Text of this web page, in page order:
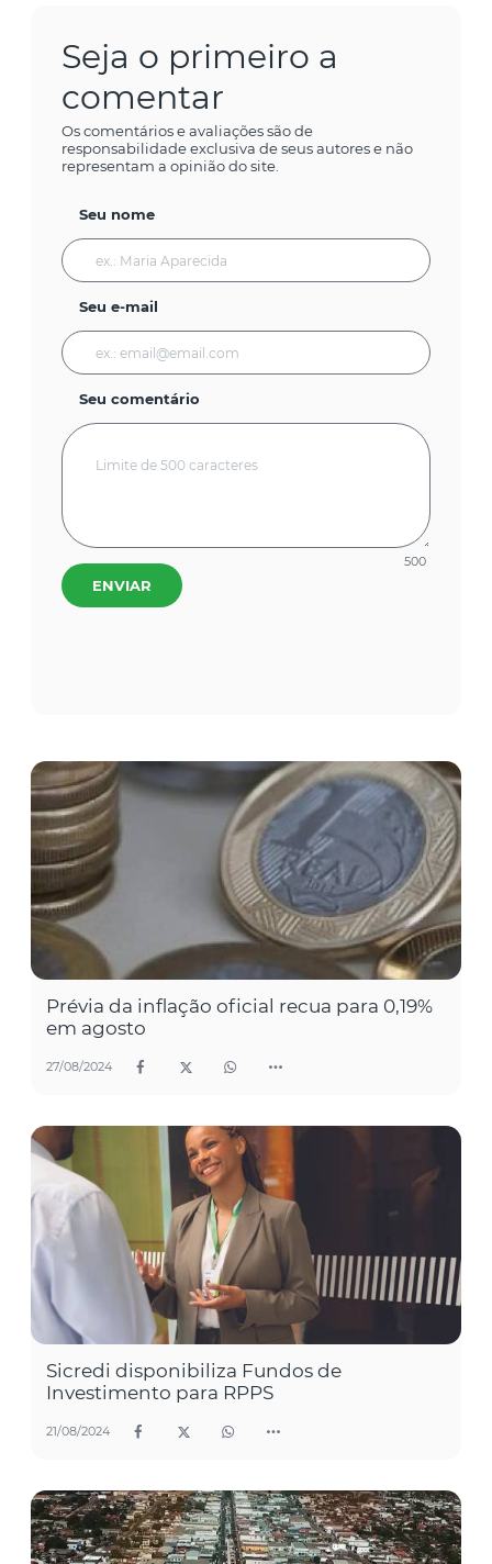
Seja o primeiro a
comentar
Os comentários e avaliações são de
responsabilidade exclusiva de seus autores e não
representam a opinião do site.
Seu nome
Seu e-mail
Seu comentário
500
ENVIAR
Prévia da inflação oficial recua para 0,19%
em agosto
27/08/2024
Sicredi disponibiliza Fundos de
Investimento para RPPS
21/08/2024